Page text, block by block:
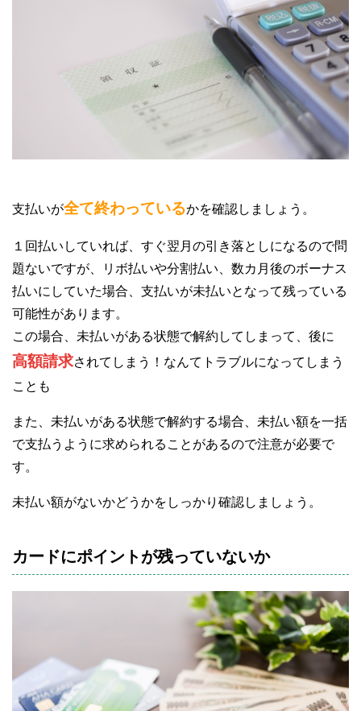
支払いが全て終わっているかを確認しましょう。
１回払いしていれば、すぐ翌月の引き落としになるので問
題ないですが、リボ払いや分割払い、数カ月後のボーナス
払いにしていた場合、支払いが未払いとなって残っている
可能性があります。
この場合、未払いがある状態で解約してしまって、後に
高額請求されてしまう！なんてトラブルになってしまう
ことも
また、未払いがある状態で解約する場合、未払い額を一括
で支払うように求められることがあるので注意が必要で
す。
未払い額がないかどうかをしっかり確認しましょう。
カードにポイントが残っていないか